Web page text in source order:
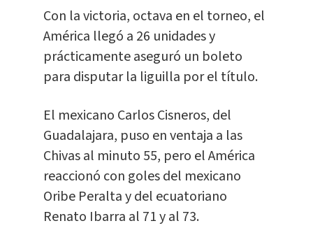
Con la victoria, octava en el torneo, el
América llegó a 26 unidades y
prácticamente aseguró un boleto
para disputar la liguilla por el título.
El mexicano Carlos Cisneros, del
Guadalajara, puso en ventaja a las
Chivas al minuto 55, pero el América
reaccionó con goles del mexicano
Oribe Peralta y del ecuatoriano
Renato Ibarra al 71 y al 73.